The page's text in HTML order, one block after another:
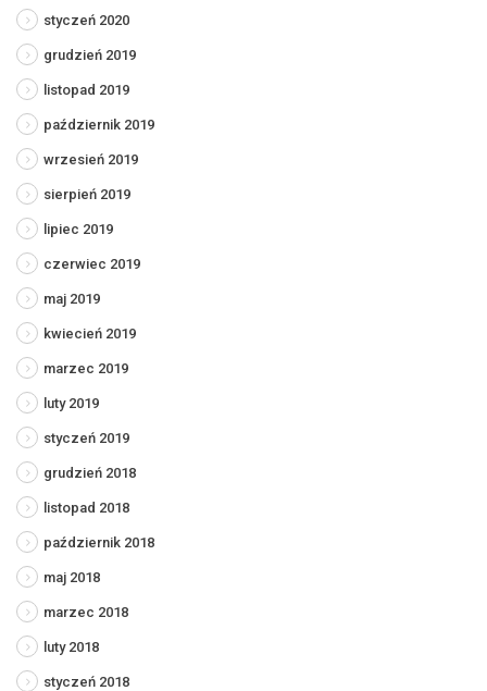
styczeń 2020
grudzień 2019
listopad 2019
październik 2019
wrzesień 2019
sierpień 2019
lipiec 2019
czerwiec 2019
maj 2019
kwiecień 2019
marzec 2019
luty 2019
styczeń 2019
grudzień 2018
listopad 2018
październik 2018
maj 2018
marzec 2018
luty 2018
styczeń 2018